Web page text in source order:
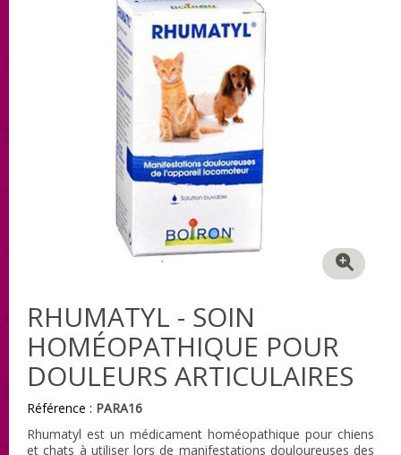
RHUMATYL - SOIN
HOMÉOPATHIQUE POUR
DOULEURS ARTICULAIRES
Référence : PARA16
Rhumatyl est un médicament homéopathique pour chiens
et chats à utiliser lors de manifestations douloureuses des